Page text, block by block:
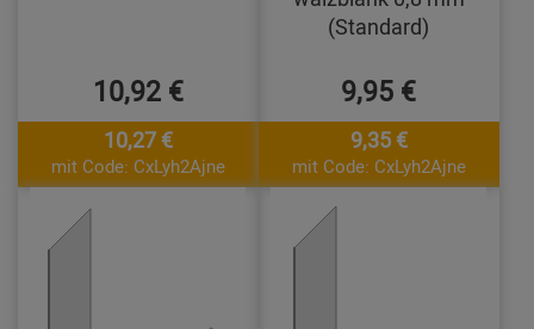
10,92 €
10,27 €
mit Code: CxLyh2Ajne
(Standard)
9,95 €
9,35 €
mit Code: CxLyh2Ajne